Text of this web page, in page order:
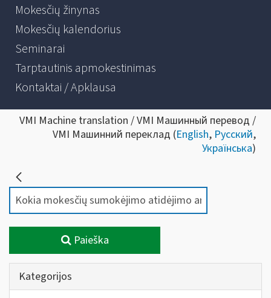
Mokesčių žinynas
Mokesčių kalendorius
Seminarai
Tarptautinis apmokestinimas
Kontaktai / Apklausa
VMI Machine translation / VMI Машинный перевод /
VMI Машинний переклад (English, Русский,
Українська)
Paieška
Kategorijos